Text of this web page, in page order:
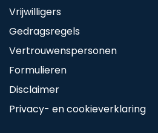
Vrijwilligers
Gedragsregels
Vertrouwenspersonen
Formulieren
Disclaimer
Privacy- en cookieverklaring